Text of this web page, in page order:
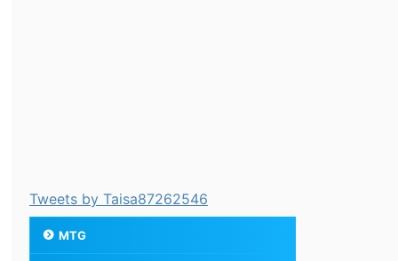
Tweets by Taisa87262546
MTG